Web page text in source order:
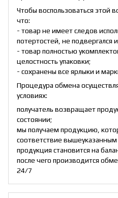
Чтобы воспользоваться этой
что:
- товар не имеет следов
потертостей, не подвергался
- товар полностью
целостность упаковки;
- сохранены все ярлыки и
Процедура обмена
условиях:
получатель возвращает
состоянии;
мы получаем продукцию,
соответствие вышеуказанным
продукция становится на
после чего производится
24/7